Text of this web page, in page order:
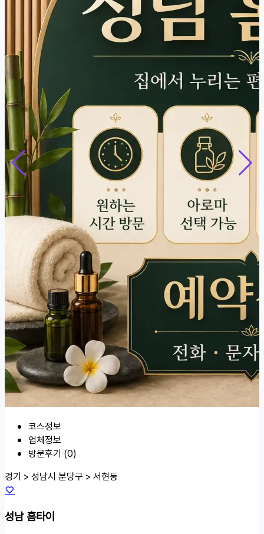
코스정보
업체정보
방문후기 (0)
경기 > 성남시 분당구 > 서현동
성남 홈타이